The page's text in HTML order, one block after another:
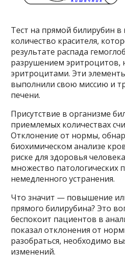
Тест на прямой билирубин
количество красителя,
результате распада
разрушением эритроцитов,
эритроцитами. Эти
выполнили свою миссию и
печени.
Присутствие в организме
приемлемых количествах
Отклонение от нормы,
биохимическом анализе
риске для здоровья
множество патологических
немедленного устранения.
Что значит — повышение
прямого билирубина? Это
беспокоит пациентов в
показал отклонения от
разобраться, необходимо
изменений.